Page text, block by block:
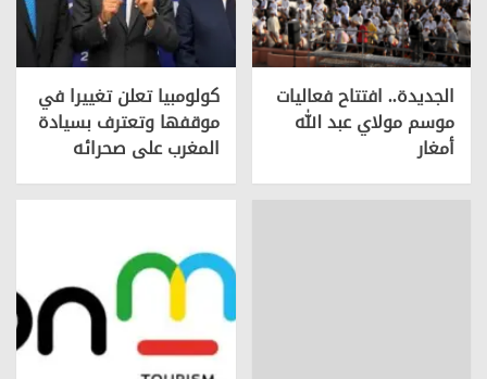
الجديدة.. افتتاح فعاليات
موسم مولاي عبد الله
أمغار
كولومبيا تعلن تغييرا في
موقفها وتعترف بسيادة
المغرب على صحرائه